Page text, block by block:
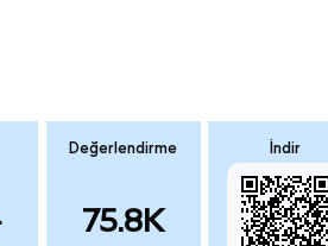
Değerlendirme
75.8K
İndir